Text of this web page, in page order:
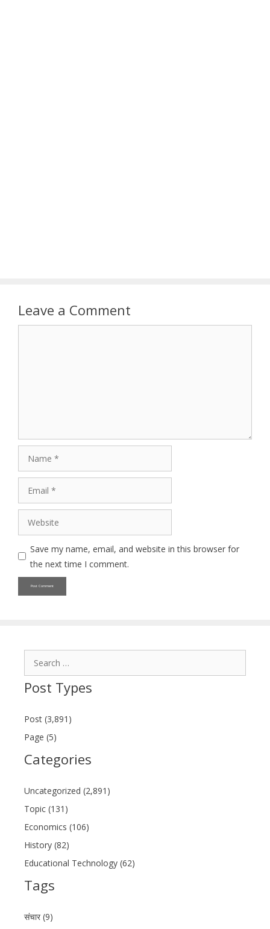
Leave a Comment
Save my name, email, and website in this browser for
the next time I comment.
Post Types
Post (3,891)
Page (5)
Categories
Uncategorized (2,891)
Topic (131)
Economics (106)
History (82)
Educational Technology (62)
Tags
संचार (9)